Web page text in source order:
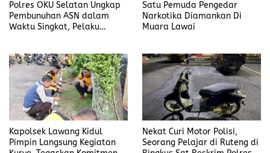
Polres OKU Selatan Ungkap
Pembunuhan ASN dalam
Waktu Singkat, Pelaku
Satu Pemuda Pengedar
Narkotika Diamankan Di
Muara Lawai
Kapolsek Lawang Kidul
Pimpin Langsung Kegiatan
Nekat Curi Motor Polisi,
Seorang Pelajar di Ruteng di